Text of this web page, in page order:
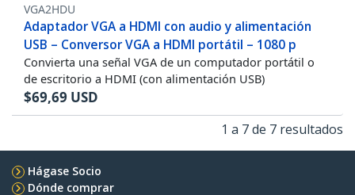
VGA2HDU
Adaptador VGA a HDMI con audio y alimentación
USB – Conversor VGA a HDMI portátil – 1080 p
Convierta una señal VGA de un computador portátil o
de escritorio a HDMI (con alimentación USB)
$69,69 USD
1 a 7 de 7 resultados
Hágase Socio
Dónde comprar